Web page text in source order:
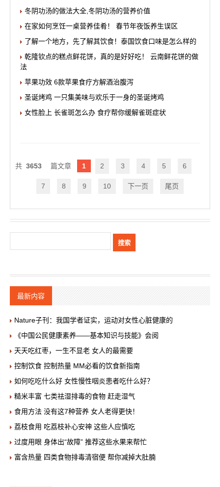
冬阴功汤的做法大全,冬阴功汤的营养价值
在家如何烹饪一桌营养佳肴！ 春节年夜饭养生误区
了解一个地方，先了解其饮食！泰国饮食口味是怎么样的
乾隆钦点的糕点鲜花饼，真的是好好吃！ 云南鲜花饼的做
法
苹果功效 6款苹果食疗方解酒治腹泻
圣诞烤鸡 一只集美味与欢乐于一身的圣诞烤鸡
女性脸上 长雀斑怎么办 食疗帮你缓解雀斑症状
3653 1 2 3 4 5 6
7 8 9 10 下一页 尾页
最新内容
Nature子刊：我国学者证实，运动对女性心脏健康的
《中国公民健康素养——基本知识与技能》会阅
天天吃红枣，一生不显老 女人的最需要
控制饮食 控制热量 MM必看的饮食新指南
如何吃吃什么好 女性慢性咽炎患者吃什么好？
糙米丰富 七类祛湿排毒的食物 赶走湿气
食用方法 没有这7种营养 女人老得更快！
荔枝食用 吃荔枝补心安神 这些人应慎吃
过度用眼 身体出“故障” 推荐这些水果来帮忙
富含热量 四类食物排毒清宿便 帮你减掉大肚腩